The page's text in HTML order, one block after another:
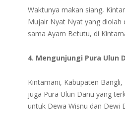
Waktunya makan siang,
Mujair Nyat Nyat yang diolah
sama Ayam Betutu, di
4. Mengunjungi Pura Ulun
Kintamani, Kabupaten
juga Pura Ulun Danu yang
untuk Dewa Wisnu dan Dewi